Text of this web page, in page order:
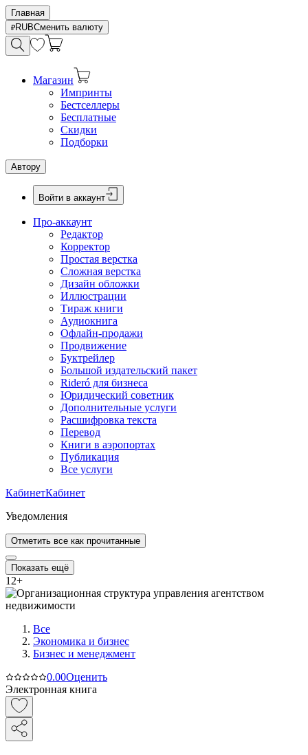
Главная
RUBСменить валюту
Магазин
Импринты
Бестселлеры
Бесплатные
Скидки
Подборки
Автору
Войти в аккаунт
Про-аккаунт
Редактор
Корректор
Простая верстка
Сложная верстка
Дизайн обложки
Иллюстрации
Тираж книги
Аудиокнига
Офлайн-продажи
Продвижение
Буктрейлер
Большой издательский пакет
Rideró для бизнеса
Юридический советник
Дополнительные услуги
Расшифровка текста
Перевод
Книги в аэропортах
Публикация
Все услуги
КабинетКабинет
Уведомления
Отметить все как прочитанные
Показать ещё
12+
Все
Экономика и бизнес
Бизнес и менеджмент
0.00Оценить
Электронная книга